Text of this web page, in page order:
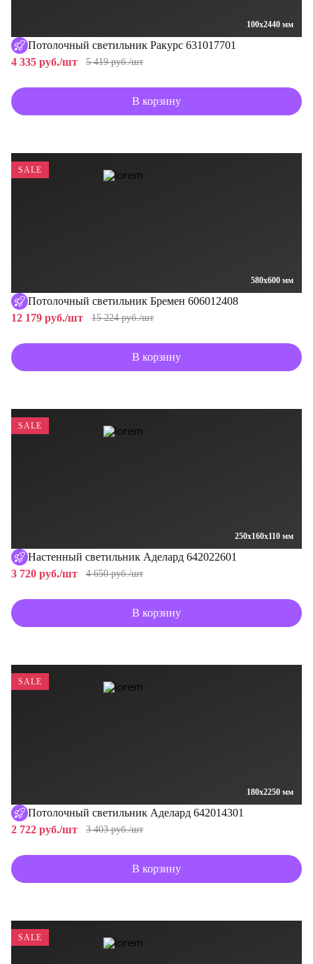
100x2440 мм
Потолочный светильник Ракурс 631017701
4 335 руб./шт
5 419 руб./шт
В корзину
580x600 мм
SALE
Потолочный светильник Бремен 606012408
12 179 руб./шт
15 224 руб./шт
В корзину
250x160x110 мм
SALE
Настенный светильник Аделард 642022601
3 720 руб./шт
4 650 руб./шт
В корзину
180x2250 мм
SALE
Потолочный светильник Аделард 642014301
2 722 руб./шт
3 403 руб./шт
В корзину
SALE